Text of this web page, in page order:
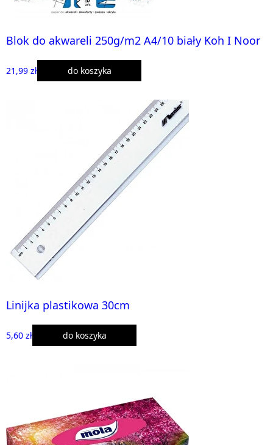
Blok do akwareli 250g/m2 A4/10 biały Koh I Noor
21,99 zł do koszyka
Linijka plastikowa 30cm
5,60 zł do koszyka